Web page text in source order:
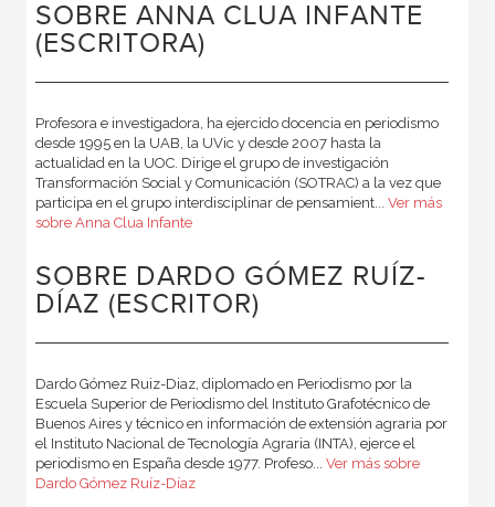
SOBRE ANNA CLUA INFANTE
(ESCRITORA)
Profesora e investigadora, ha ejercido docencia en periodismo
desde 1995 en la UAB, la UVic y desde 2007 hasta la
actualidad en la UOC. Dirige el grupo de investigación
Transformación Social y Comunicación (SOTRAC) a la vez que
participa en el grupo interdisciplinar de pensamient... Ver más
sobre Anna Clua Infante
SOBRE DARDO GÓMEZ RUÍZ-
DÍAZ (ESCRITOR)
Dardo Gómez Ruiz-Diaz, diplomado en Periodismo por la
Escuela Superior de Periodismo del Instituto Grafotécnico de
Buenos Aires y técnico en información de extensión agraria por
el Instituto Nacional de Tecnología Agraria (INTA), ejerce el
periodismo en España desde 1977. Profeso... Ver más sobre
Dardo Gómez Ruíz-Díaz